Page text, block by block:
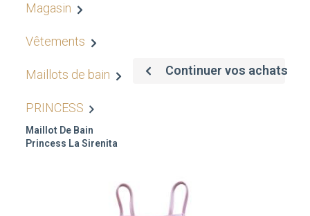
Magasin
Vêtements
Maillots de bain
PRINCESS
Maillot De Bain
Princess La Sirenita
Continuer vos achats